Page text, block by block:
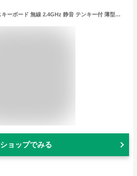
エレコム ワイヤレスキーボード 無線 2.4GHz 静音 テンキー付 薄型コンパクト Windows ChromeOS macOS対応 ブラック TK-QT30DMBK
ショップでみる